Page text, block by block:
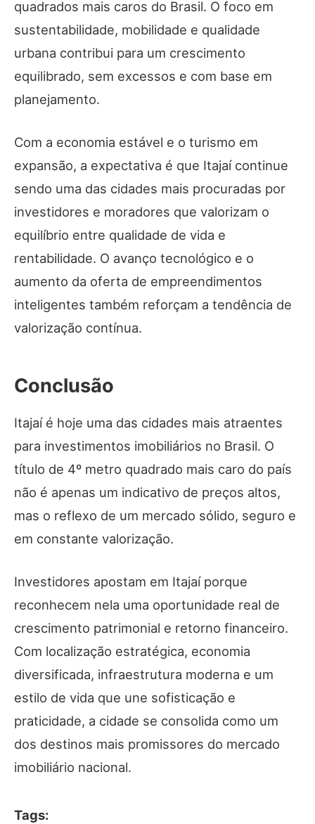
quadrados mais caros do Brasil. O foco em
sustentabilidade, mobilidade e qualidade
urbana contribui para um crescimento
equilibrado, sem excessos e com base em
planejamento.
Com a economia estável e o turismo em
expansão, a expectativa é que Itajaí continue
sendo uma das cidades mais procuradas por
investidores e moradores que valorizam o
equilíbrio entre qualidade de vida e
rentabilidade. O avanço tecnológico e o
aumento da oferta de empreendimentos
inteligentes também reforçam a tendência de
valorização contínua.
Conclusão
Itajaí é hoje uma das cidades mais atraentes
para investimentos imobiliários no Brasil. O
título de 4º metro quadrado mais caro do país
não é apenas um indicativo de preços altos,
mas o reflexo de um mercado sólido, seguro e
em constante valorização.
Investidores apostam em Itajaí porque
reconhecem nela uma oportunidade real de
crescimento patrimonial e retorno financeiro.
Com localização estratégica, economia
diversificada, infraestrutura moderna e um
estilo de vida que une sofisticação e
praticidade, a cidade se consolida como um
dos destinos mais promissores do mercado
imobiliário nacional.
Tags: